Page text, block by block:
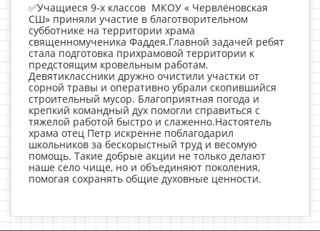
✅Учащиеся 9-х классов МКОУ « Червлёновская
СШ» приняли участие в благотворительном
субботнике на территории храма
священномученика Фаддея.Главной задачей ребят
стала подготовка прихрамовой территории к
предстоящим кровельным работам.
Девятиклассники дружно очистили участки от
сорной травы и оперативно убрали скопившийся
строительный мусор. Благоприятная погода и
крепкий командный дух помогли справиться с
тяжелой работой быстро и слаженно.Настоятель
храма отец Петр искренне поблагодарил
школьников за бескорыстный труд и весомую
помощь. Такие добрые акции не только делают
наше село чище, но и объединяют поколения,
помогая сохранять общие духовные ценности.